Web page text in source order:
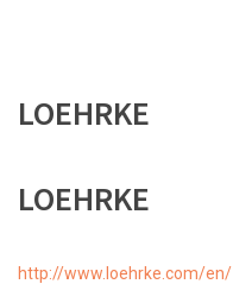
LOEHRKE
LOEHRKE
http://www.loehrke.com/en/